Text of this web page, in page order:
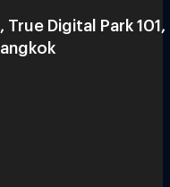
Digital Park 101,